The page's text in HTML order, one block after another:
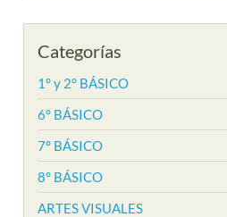
Categorías
1° y 2° BÁSICO
6° BÁSICO
7° BÁSICO
8° BÁSICO
ARTES VISUALES